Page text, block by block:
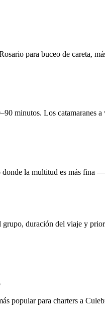
para buceo de careta,
minutos. Los catamaranes
la multitud es más fina
grupo, duración del viaje y
popular para charters a